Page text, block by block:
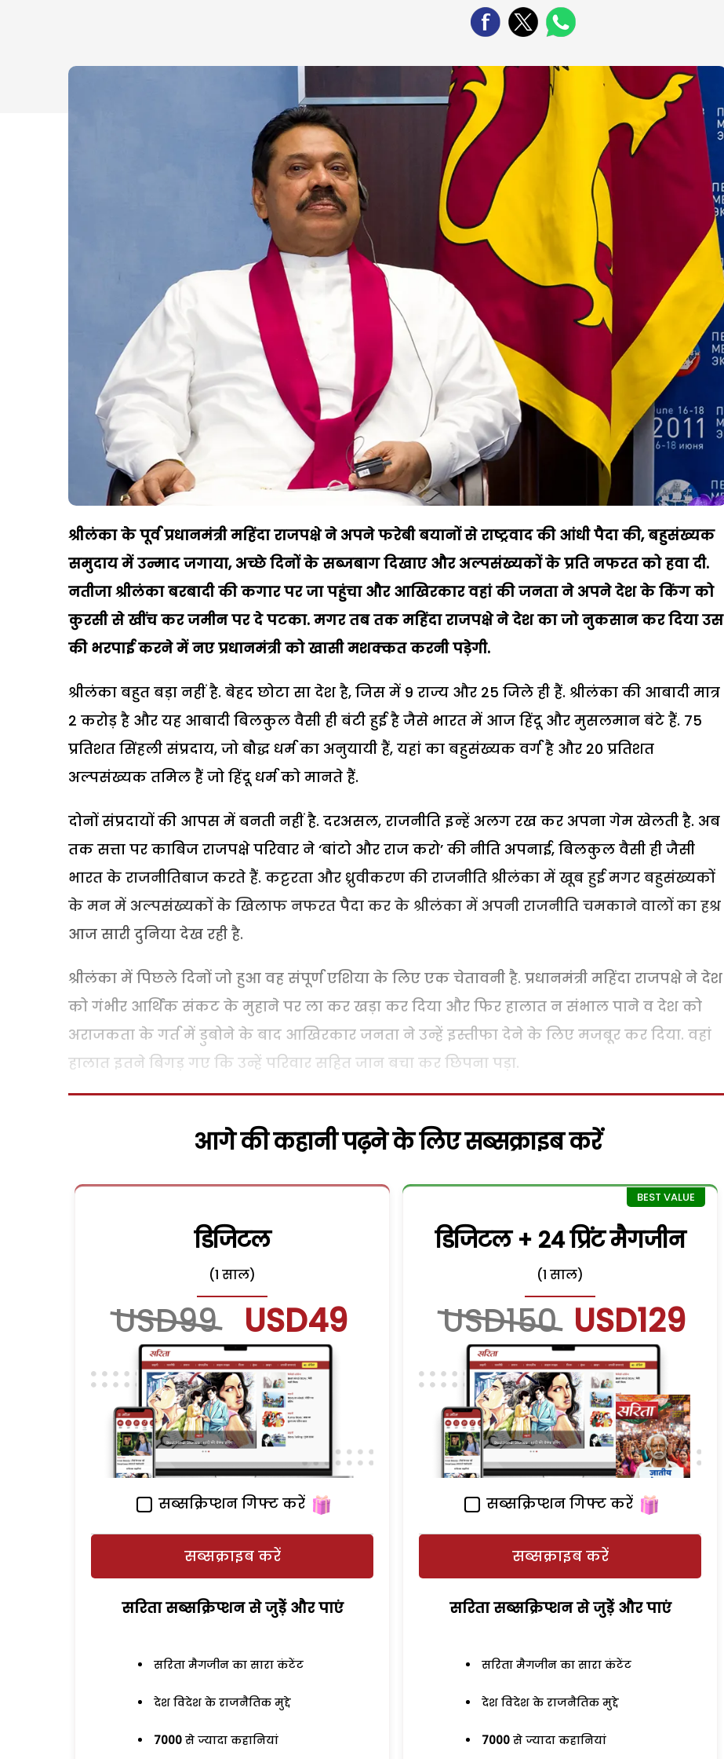
श्रीलंका के पूर्व प्रधानमंत्री महिंदा राजपक्षे ने अपने फरेबी बयानों से राष्ट्रवाद की आंधी पैदा की, बहुसंख्यक
समुदाय में उन्माद जगाया, अच्छे दिनों के सब्जबाग दिखाए और अल्पसंख्यकों के प्रति नफरत को हवा दी.
नतीजा श्रीलंका बरबादी की कगार पर जा पहुंचा और आखिरकार वहां की जनता ने अपने देश के किंग को
कुरसी से खींच कर जमीन पर दे पटका. मगर तब तक महिंदा राजपक्षे ने देश का जो नुकसान कर दिया उस
की भरपाई करने में नए प्रधानमंत्री को खासी मशक्कत करनी पड़ेगी.
श्रीलंका बहुत बड़ा नहीं है. बेहद छोटा सा देश है, जिस में 9 राज्य और 25 जिले ही हैं. श्रीलंका की आबादी मात्र
2 करोड़ है और यह आबादी बिलकुल वैसी ही बंटी हुई है जैसे भारत में आज हिंदू और मुसलमान बंटे हैं. 75
प्रतिशत सिंहली संप्रदाय, जो बौद्ध धर्म का अनुयायी हैं, यहां का बहुसंख्यक वर्ग है और 20 प्रतिशत
अल्पसंख्यक तमिल हैं जो हिंदू धर्म को मानते हैं.
दोनों संप्रदायों की आपस में बनती नहीं है. दरअसल, राजनीति इन्हें अलग रख कर अपना गेम खेलती है. अब
तक सत्ता पर काबिज राजपक्षे परिवार ने ‘बांटो और राज करो’ की नीति अपनाई, बिलकुल वैसी ही जैसी
भारत के राजनीतिबाज करते हैं. कट्टरता और ध्रुवीकरण की राजनीति श्रीलंका में खूब हुई मगर बहुसंख्यकों
के मन में अल्पसंख्यकों के खिलाफ नफरत पैदा कर के श्रीलंका में अपनी राजनीति चमकाने वालों का हश्र
आज सारी दुनिया देख रही है.
श्रीलंका में पिछले दिनों जो हुआ वह संपूर्ण एशिया के लिए एक चेतावनी है. प्रधानमंत्री महिंदा राजपक्षे ने देश
को गंभीर आर्थिक संकट के मुहाने पर ला कर खड़ा कर दिया और फिर हालात न संभाल पाने व देश को
अराजकता के गर्त में डुबोने के बाद आखिरकार जनता ने उन्हें इस्तीफा देने के लिए मजबूर कर दिया. वहां
हालात इतने बिगड़ गए कि उन्हें परिवार सहित जान बचा कर छिपना पड़ा.
आगे की कहानी पढ़ने के लिए सब्सक्राइब करें
डिजिटल
(1 साल)
USD99 USD49
सब्सक्रिप्शन गिफ्ट करें
सब्सक्राइब करें
सरिता सब्सक्रिप्शन से जुड़ेें और पाएं
सरिता मैगजीन का सारा कंटेंट
देश विदेश के राजनैतिक मुद्दे
7000 से ज्यादा कहानियां
डिजिटल + 24 प्रिंट मैगजीन
(1 साल)
USD150 USD129
सब्सक्रिप्शन गिफ्ट करें
सब्सक्राइब करें
सरिता सब्सक्रिप्शन से जुड़ेें और पाएं
सरिता मैगजीन का सारा कंटेंट
देश विदेश के राजनैतिक मुद्दे
7000 से ज्यादा कहानियां